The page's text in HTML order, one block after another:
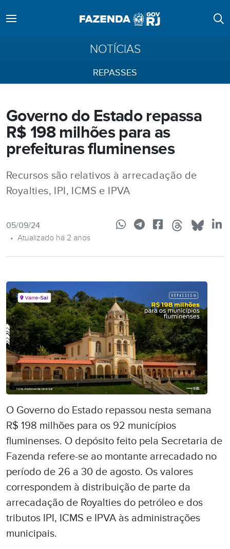
NOTÍCIAS
REPASSES
Governo do Estado repassa
R$ 198 milhões para as
prefeituras fluminenses
Recursos são relativos à arrecadação de
Royalties, IPI, ICMS e IPVA
05/09/24
• Atualizado há 2 anos
O Governo do Estado repassou nesta semana
R$ 198 milhões para os 92 municípios
fluminenses. O depósito feito pela Secretaria de
Fazenda refere-se ao montante arrecadado no
período de 26 a 30 de agosto. Os valores
correspondem à distribuição de parte da
arrecadação de Royalties do petróleo e dos
tributos IPI, ICMS e IPVA às administrações
municipais.